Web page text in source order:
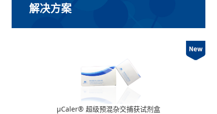
解决方案
μCaler® 超级预混杂交捕获试剂盒